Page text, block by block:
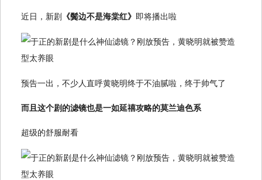
近日，新剧 《鬓边不是海棠红》 即将播出啦
预告一出，不少人直呼黄晓明终于不油腻啦，终于帅气了
而且这个剧的滤镜也是一如延禧攻略的莫兰迪色系
超级的舒服耐看